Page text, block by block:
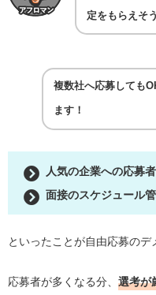
定をもらえそ
複数社へ応募しても
ます！
人気の企業への応募
面接のスケジュール
といったことが自由応募のデ
応募者が多くなる分、 選考が